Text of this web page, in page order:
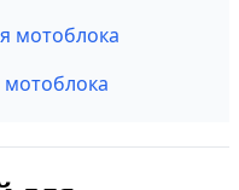
мотоблока
мотоблока